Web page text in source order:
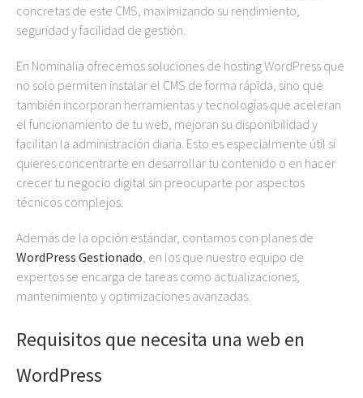
concretas de este CMS, maximizando su rendimiento,
seguridad y facilidad de gestión.
En Nominalia ofrecemos soluciones de hosting WordPress que
no solo permiten instalar el CMS de forma rápida, sino que
también incorporan herramientas y tecnologías que aceleran
el funcionamiento de tu web, mejoran su disponibilidad y
facilitan la administración diaria. Esto es especialmente útil si
quieres concentrarte en desarrollar tu contenido o en hacer
crecer tu negocio digital sin preocuparte por aspectos
técnicos complejos.
Además de la opción estándar, contamos con planes de
WordPress Gestionado , en los que nuestro equipo de
expertos se encarga de tareas como actualizaciones,
mantenimiento y optimizaciones avanzadas.
Requisitos que necesita una web en
WordPress